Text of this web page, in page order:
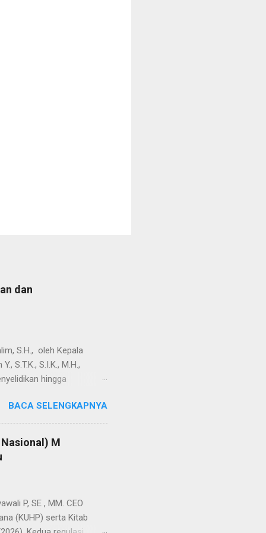
dan
S.H., oleh Kepala
S.T.K., S.I.K., M.H.,
hingga
tertanggal 4 Desember
penentuan organisasi
kewenangan
advokat melalui
BACA SELENGKAPNYA
M
SE , MM. CEO
(KUHP) serta Kitab